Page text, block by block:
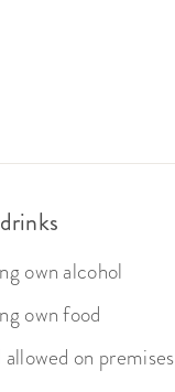
own alcohol
own food
on premises